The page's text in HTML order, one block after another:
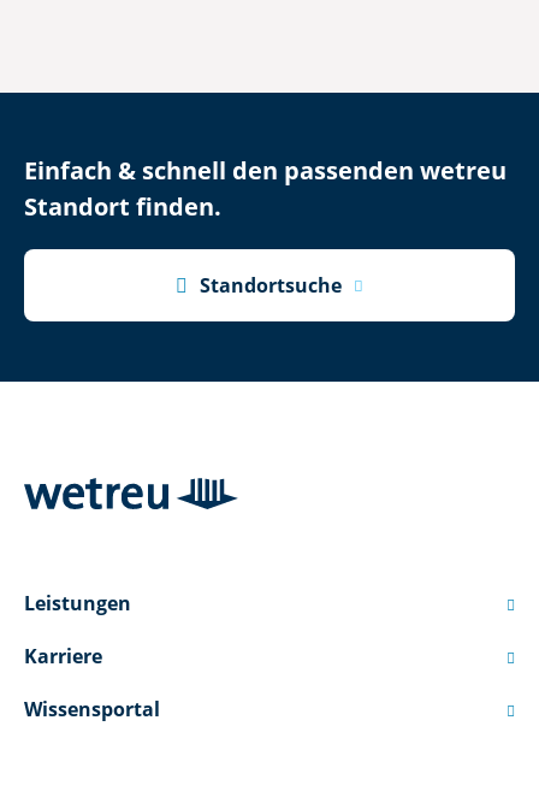
Einfach & schnell den passenden wetreu
Standort finden.
 Standortsuche
Leistungen 
Karriere 
Wissensportal 